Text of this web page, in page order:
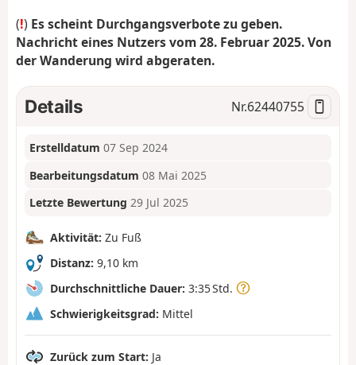
(!) Es scheint Durchgangsverbote zu geben.
Nachricht eines Nutzers vom 28. Februar 2025. Von
der Wanderung wird abgeraten.
Details Nr.62440755
Erstelldatum 07 Sep 2024
Bearbeitungsdatum 08 Mai 2025
Letzte Bewertung 29 Jul 2025
Aktivität: Zu Fuß
Distanz: 9,10 km
Durchschnittliche Dauer: 3:35 Std.
Schwierigkeitsgrad: Mittel
Zurück zum Start: Ja